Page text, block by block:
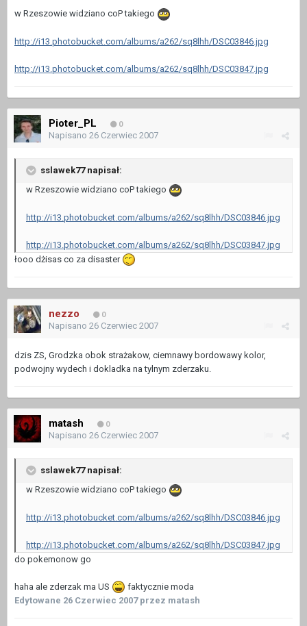
w Rzeszowie widziano coP takiego
http://i13.photobucket.com/albums/a262/sq8lhh/DSC03846.jpg
http://i13.photobucket.com/albums/a262/sq8lhh/DSC03847.jpg
Pioter_PL 0
Napisano 26 Czerwiec 2007
sslawek77 napisał:
w Rzeszowie widziano coP takiego
http://i13.photobucket.com/albums/a262/sq8lhh/DSC03846.jpg
http://i13.photobucket.com/albums/a262/sq8lhh/DSC03847.jpg
łooo dżisas co za disaster
nezzo 0
Napisano 26 Czerwiec 2007
dzis ZS, Grodzka obok strażakow, ciemnawy bordowawy kolor,
podwojny wydech i dokladka na tylnym zderzaku.
matash 0
Napisano 26 Czerwiec 2007
sslawek77 napisał:
w Rzeszowie widziano coP takiego
http://i13.photobucket.com/albums/a262/sq8lhh/DSC03846.jpg
http://i13.photobucket.com/albums/a262/sq8lhh/DSC03847.jpg
do pokemonow go
haha ale zderzak ma US
faktycznie moda
Edytowane 26 Czerwiec 2007przez matash